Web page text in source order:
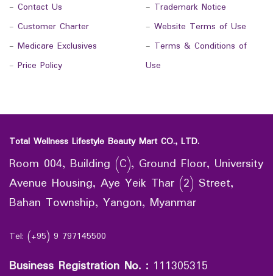
- Contact Us
- Customer Charter
- Medicare Exclusives
- Price Policy
- Trademark Notice
- Website Terms of Use
- Terms & Conditions of
Use
Total Wellness Lifestyle Beauty Mart CO., LTD.
Room 004, Building (C), Ground Floor, University
Avenue Housing, Aye Yeik Thar (2) Street,
Bahan Township, Yangon, Myanmar
Tel: (+95) 9 797145500
Business Registration No. : 111305315